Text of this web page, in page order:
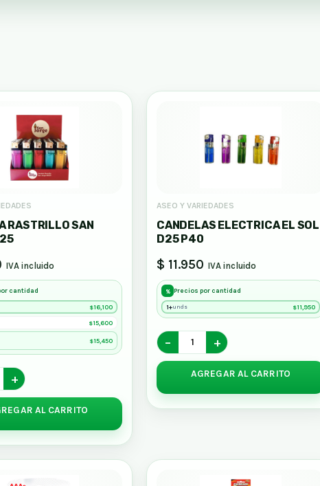
RASTRILLO SAN
IVA incluido
cantidad
$16,100
$15,600
$15,450
+
AL CARRITO
ASEO Y VARIEDADES
CANDELAS ELECTRICA EL SOL
D25 P40
$ 11.950 IVA incluido
% Precios por cantidad
1+unds $11,950
− +
AGREGAR AL CARRITO